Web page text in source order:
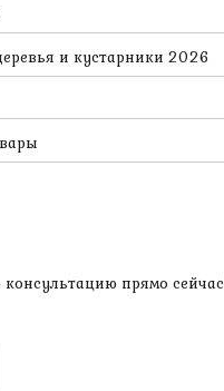
и кустарники 2026
прямо